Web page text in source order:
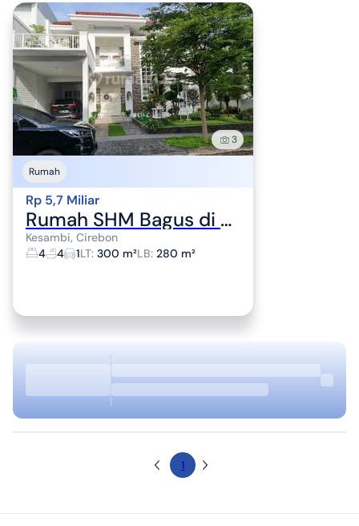
3
Rumah
Rp 5,7 Miliar
Rumah SHM Bagus di Oasis Cluster, Jl. Grage Utama, Pegambiran, Lemahwungkuk, Kota Cirebon, Jawa Barat, Indonesia, 45113, Kesambi
Kesambi, Cirebon
4
4 1LT: 300 m²LB: 280 m²
1